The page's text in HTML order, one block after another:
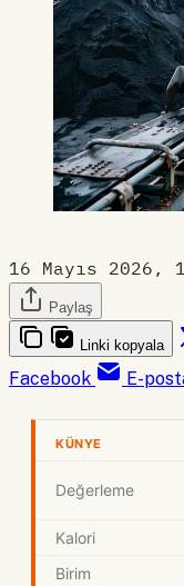
16 Mayıs 2026,
Paylaş
Linki kopyala
Facebook
E-
KÜNYE
Değerleme
Kalori
Birim